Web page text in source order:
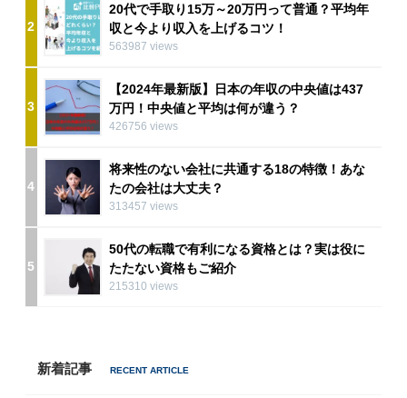
2
20代で手取り15万～20万円って普通？平均年
収と今より収入を上げるコツ！
563987 views
3
【2024年最新版】日本の年収の中央値は437
万円！中央値と平均は何が違う？
426756 views
4
将来性のない会社に共通する18の特徴！あな
たの会社は大丈夫？
313457 views
5
50代の転職で有利になる資格とは？実は役に
たたない資格もご紹介
215310 views
新着記事